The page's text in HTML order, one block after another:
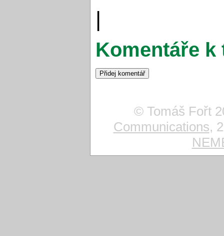
|
Komentáře
© Tomáš Fořt
Communications,